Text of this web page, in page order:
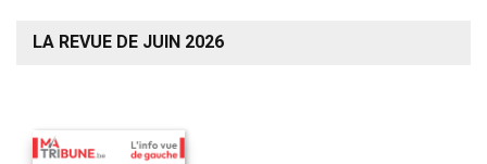
LA REVUE DE JUIN 2026